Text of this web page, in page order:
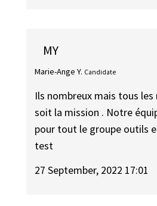
MY
Marie-Ange Y. Candidate
Ils nombreux mais tous
soit la mission . Notre
pour tout le groupe outils
test
27 September, 2022 17:01